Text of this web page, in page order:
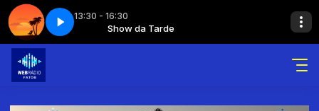
13:30 - 16:30
Tarde Show da Tarde
- Parte 8 Show da tarde - Parte 8